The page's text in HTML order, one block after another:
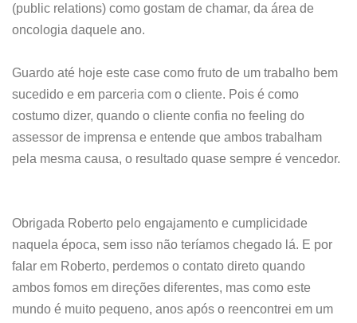
(public relations) como gostam de chamar, da área de
oncologia daquele ano.
Guardo até hoje este case como fruto de um trabalho bem
sucedido e em parceria com o cliente. Pois é como
costumo dizer, quando o cliente confia no feeling do
assessor de imprensa e entende que ambos trabalham
pela mesma causa, o resultado quase sempre é vencedor.
Obrigada Roberto pelo engajamento e cumplicidade
naquela época, sem isso não teríamos chegado lá. E por
falar em Roberto, perdemos o contato direto quando
ambos fomos em direções diferentes, mas como este
mundo é muito pequeno, anos após o reencontrei em um